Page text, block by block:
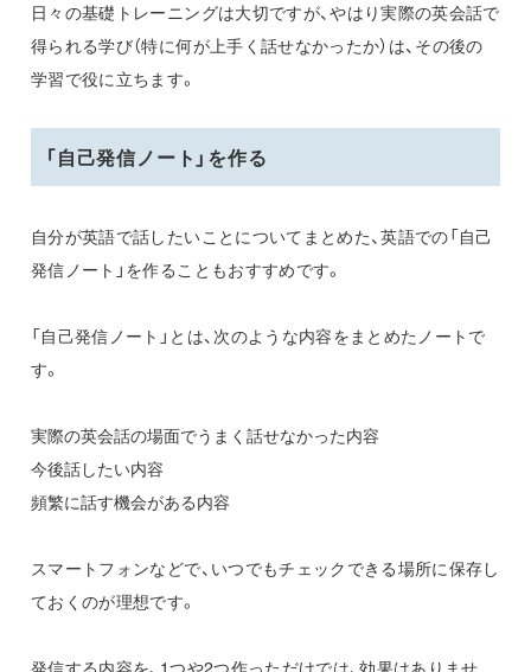
日々の基礎トレーニングは大切ですが、やはり実際の英会話で
得られる学び（特に何が上手く話せなかったか）は、その後の
学習で役に立ちます。
「自己発信ノート」を作る
自分が英語で話したいことについてまとめた、英語での「自己
発信ノート」を作ることもおすすめです。
「自己発信ノート」とは、次のような内容をまとめたノートで
す。
実際の英会話の場面でうまく話せなかった内容
今後話したい内容
頻繁に話す機会がある内容
スマートフォンなどで、いつでもチェックできる場所に保存し
ておくのが理想です。